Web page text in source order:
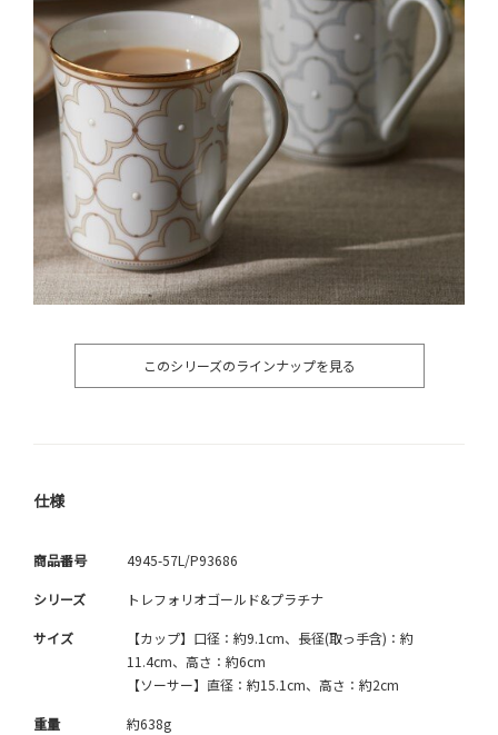
このシリーズのラインナップを見る
仕様
商品番号 4945-57L/P93686
シリーズ トレフォリオゴールド&プラチナ
サイズ
【カップ】口径：約9.1cm、長径(取っ手含)：約
11.4cm、高さ：約6cm
【ソーサー】直径：約15.1cm、高さ：約2cm
重量 約638g